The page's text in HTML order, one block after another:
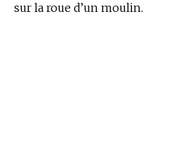
sur la roue d’un moulin.